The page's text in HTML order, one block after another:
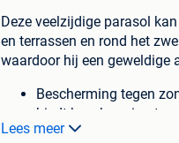
Deze veelzijdige parasol
en terrassen en rond het
waardoor hij een geweldige
Bescherming tegen
biedt bescherming
het buitenleven te
Lees meer